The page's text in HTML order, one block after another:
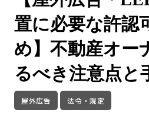
置に必要な許認
め】不動産オー
るべき注意点と
屋外広告 法令・規定